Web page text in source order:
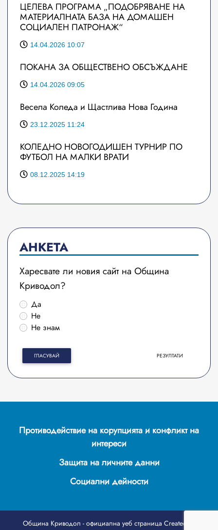
ЦЕЛЕВА ПРОГРАМА „ПОДОБРЯВАНЕ НА
МАТЕРИАЛНАТА БАЗА НА ДОМАШЕН
СОЦИАЛЕН ПАТРОНАЖ“
14.04.2026 10:07
ПОКАНА ЗА ОБЩЕСТВЕНО ОБСЪЖДАНЕ
14.04.2026 09:05
Весела Коледа и Щастлива Нова Година
23.12.2025 11:24
КОЛЕДНО НОВОГОДИШЕН ТУРНИР ПО
ФУТБОЛ НА МАЛКИ ВРАТИ
08.12.2025 14:19
АНКЕТА
Харесвате ли новия сайт на Община
Криводол?
Да
Не
Не знам
ГЛАСУВАЙ РЕЗУЛТАТИ
Противодействие на корупцията и конфликт на
интереси
Защита на личните данни
Социални дейности
Община Криводол - официална уеб страница Created by